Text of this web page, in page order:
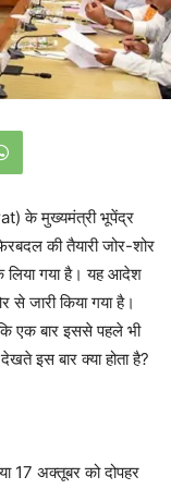
के मुख्यमंत्री भूपेंद्र
की तैयारी जोर-शोर
लिया गया है। यह आदेश
जारी किया गया है।
एक बार इससे पहले भी
इस बार क्या होता है?
17 अक्तूबर को दोपहर